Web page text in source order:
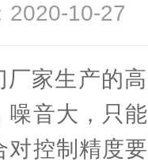
2020-10-
厂家生产的
噪音大，只
对控制精度